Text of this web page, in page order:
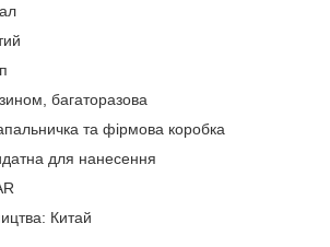
багаторазова
та фірмова коробка
для нанесення
Китай